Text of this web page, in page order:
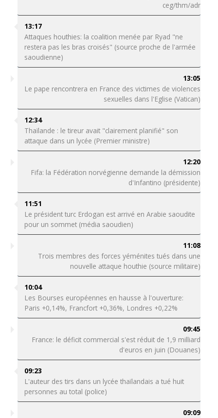
ceg/thm/adr
13:17
Attaques houthies: la coalition menée par Ryad "ne
restera pas les bras croisés" (source proche de l'armée
saoudienne)
13:05
Le pape rencontrera en France des victimes de violences
sexuelles dans l'Eglise (Vatican)
12:34
Thaïlande : le tireur avait "clairement planifié" son
attaque dans un lycée (Premier ministre)
12:20
Fifa: la Fédération norvégienne demande la démission
d'Infantino (présidente)
11:51
Le président turc Erdogan est arrivé en Arabie saoudite
pour un sommet (média saoudien)
11:08
Trois membres des forces yéménites tués dans une
nouvelle attaque houthie (source militaire)
10:04
Les Bourses européennes en hausse à l'ouverture:
Paris +0,14%, Francfort +0,36%, Londres +0,22%
09:45
France: le déficit commercial s'est réduit de 1,9 milliard
d'euros en juin (Douanes)
09:23
L'auteur des tirs dans un lycée thaïlandais a tué huit
personnes au total (police)
09:09